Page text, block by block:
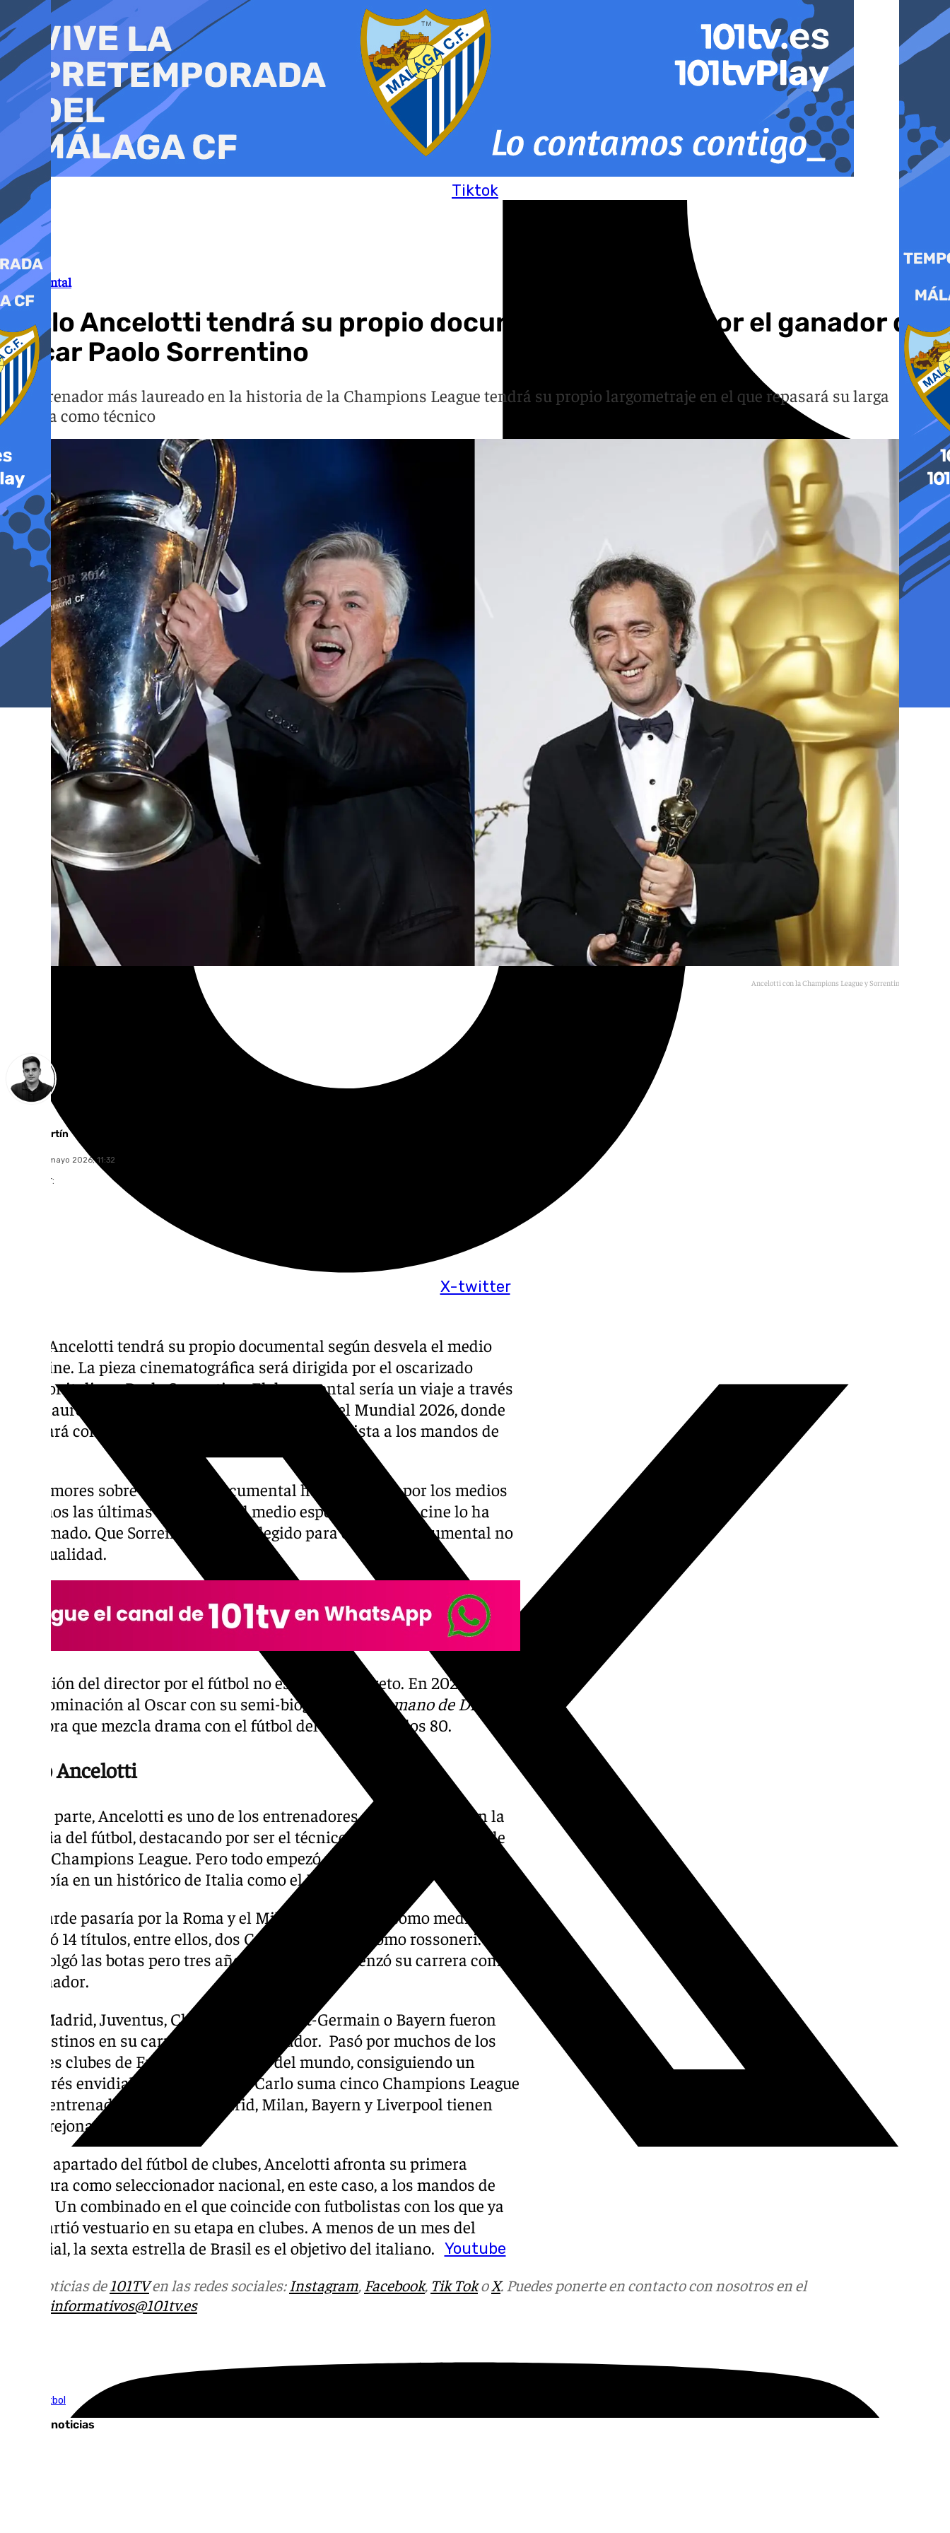
al
contenido
Tiktok
X-twitter
Youtube
Documental
Carlo Ancelotti tendrá su propio documental dirigido por el ganador del
Oscar Paolo Sorrentino
El entrenador más laureado en la historia de la Champions League tendrá su propio largometraje en el que repasará su larga
carrera como técnico
Ancelotti con la Champions League y Sorrentino con el Oscar
Jesús Martín
sábado, 16 mayo 2026, 11:32
Compartir:
Carlo Ancelotti tendrá su propio documental según desvela el medio
Deadline. La pieza cinematográfica será dirigida por el oscarizado
director italiano Paolo Sorrentino. El documental sería un viaje a través
de su laureada carrera desde sus inicios hasta el Mundial 2026, donde
debutará como seleccionador en un cita mundialista a los mandos de
Los rumores sobre el posible documental han circulado por los medios
italianos las últimas semanas y el medio especializado en cine lo ha
confirmado. Que Sorrentino sea el elegido para dirigir el documental no
es casualidad.
La pasión del director por el fútbol no es ningún secreto. En 2021 recibió
una nominación al Oscar con su semi-biografía
Fue la mano de Dios
una obra que mezcla drama con el fútbol del Napoles en los 80.
Carlo Ancelotti
Por su parte, Ancelotti es uno de los entrenadores más laureados en la
historia del fútbol, destacando por ser el técnico con mayor número de
UEFA Champions League. Pero todo empezó mucho antes, en 1975
irrumpía en un histórico de Italia como el Parma.
Más tarde pasaría por la Roma y el Milan, destacando como mediocentro
levantó 14 títulos, entre ellos, dos Copas de Europa como rossoneri. En
1993 colgó las botas pero tres años mas tarde comenzó su carrera como
entrenador.
Real Madrid, Juventus, Chelsea, Paris Saint-Germain o Bayern fueron
sus destinos en su carrera como entrenador. Pasó por muchos de los
mejores clubes de Europa, y por tanto del mundo, consiguiendo un
palmarés envidiable para muchos. Carlo suma cinco Champions League
como entrenador, solo Real Madrid, Milan, Bayern y Liverpool tienen
más orejonas que él.
Ahora apartado del fútbol de clubes, Ancelotti afronta su primera
aventura como seleccionador nacional, en este caso, a los mandos de
Brasil. Un combinado en el que coincide con futbolistas con los que ya
compartió vestuario en su etapa en clubes. A menos de un mes del
Mundial, la sexta estrella de Brasil es el objetivo del italiano.
Más noticias de101TVen las redes sociales:Instagram, Facebook, Tik TokoX. Puedes ponerte en contacto con nosotros en el
informativos@101tv.es
Fútbol
Últimas noticias